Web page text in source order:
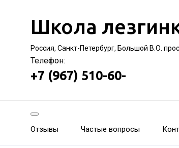
Школа
Россия, Санкт-Петербург, Большой В.О.
Телефон:
+7 (967) 510-60-
Отзывы Частые вопросы